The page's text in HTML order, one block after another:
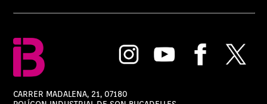
CARRER MADALENA, 21, 07180